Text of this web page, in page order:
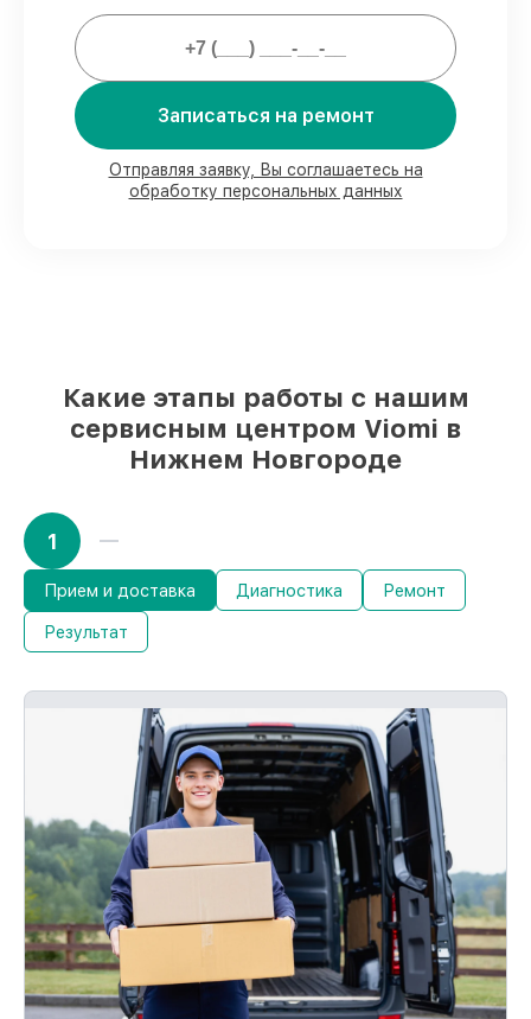
Мы гарантируем:
присутствии
90%
комплектующих Viomi имеются на
складе в Нижнем Новгороде, остальные
доставляются быстро
Записаться на ремонт
Отправляя заявку, Вы соглашаетесь на
обработку персональных данных
Какие этапы работы с нашим
сервисным центром Viomi в
Нижнем Новгороде
1
Прием и доставка Диагностика Ремонт
Результат